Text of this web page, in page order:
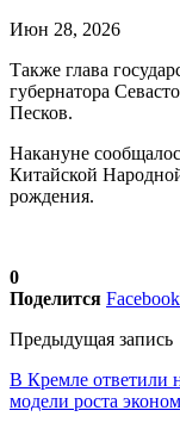
Июн 28, 2026
Также глава
губернатора
Песков.
Накануне
Китайской
рождения.
0
Поделится Facebook
Предыдущая запись
В Кремле ответили
модели роста